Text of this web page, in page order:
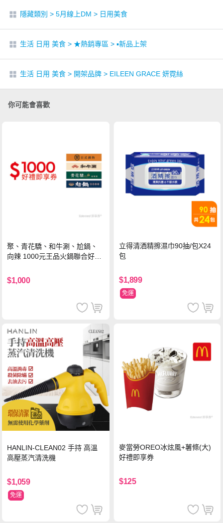
隱藏類別 > 5月線上DM > 日用美食
生活 日用 美食 > ★熱銷專區 > ▪︎新品上架
生活 日用 美食 > 開架品牌 > EILEEN GRACE 妍霓絲
你可能會喜歡
聚、青花驕、和牛涮、尬鍋、
向辣 1000元王品火鍋聯合好禮
$1,000
立得清酒精擦濕巾90抽/包X24
包
$1,899
免運
HANLIN-CLEAN02 手持 高溫
高壓蒸汽清洗機
$1,059
免運
麥當勞OREO冰炫風+薯條(大)
好禮即享券
$125